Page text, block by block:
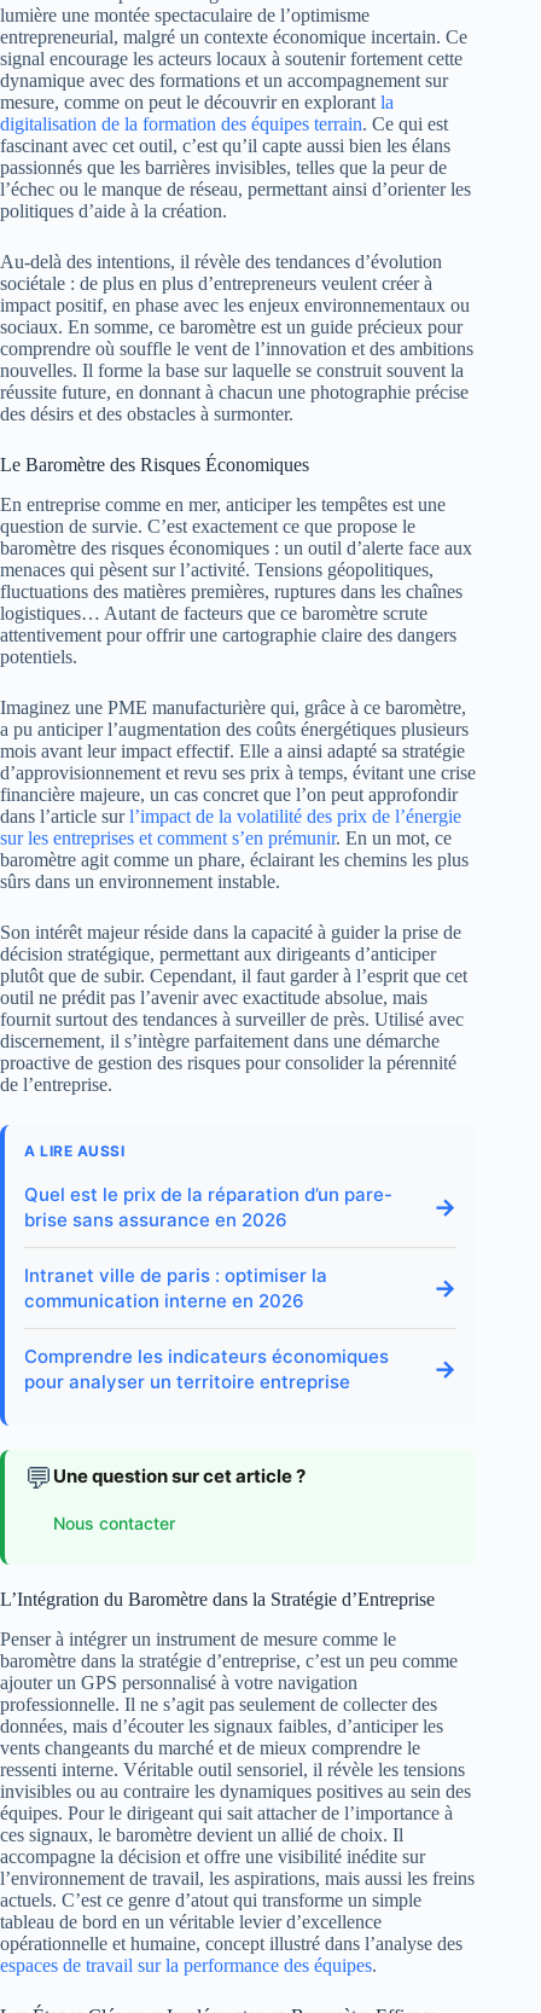
lumière une montée spectaculaire de l’optimisme
entrepreneurial, malgré un contexte économique incertain. Ce
signal encourage les acteurs locaux à soutenir fortement cette
dynamique avec des formations et un accompagnement sur
mesure, comme on peut le découvrir en explorant la
digitalisation de la formation des équipes terrain. Ce qui est
fascinant avec cet outil, c’est qu’il capte aussi bien les élans
passionnés que les barrières invisibles, telles que la peur de
l’échec ou le manque de réseau, permettant ainsi d’orienter les
politiques d’aide à la création.
Au-delà des intentions, il révèle des tendances d’évolution
sociétale : de plus en plus d’entrepreneurs veulent créer à
impact positif, en phase avec les enjeux environnementaux ou
sociaux. En somme, ce baromètre est un guide précieux pour
comprendre où souffle le vent de l’innovation et des ambitions
nouvelles. Il forme la base sur laquelle se construit souvent la
réussite future, en donnant à chacun une photographie précise
des désirs et des obstacles à surmonter.
Le Baromètre des Risques Économiques
En entreprise comme en mer, anticiper les tempêtes est une
question de survie. C’est exactement ce que propose le
baromètre des risques économiques : un outil d’alerte face aux
menaces qui pèsent sur l’activité. Tensions géopolitiques,
fluctuations des matières premières, ruptures dans les chaînes
logistiques… Autant de facteurs que ce baromètre scrute
attentivement pour offrir une cartographie claire des dangers
potentiels.
Imaginez une PME manufacturière qui, grâce à ce baromètre,
a pu anticiper l’augmentation des coûts énergétiques plusieurs
mois avant leur impact effectif. Elle a ainsi adapté sa stratégie
d’approvisionnement et revu ses prix à temps, évitant une crise
financière majeure, un cas concret que l’on peut approfondir
dans l’article surl’impact de la volatilité des prix de l’énergie
sur les entreprises et comment s’en prémunir. En un mot, ce
baromètre agit comme un phare, éclairant les chemins les plus
sûrs dans un environnement instable.
Son intérêt majeur réside dans la capacité à guider la prise de
décision stratégique, permettant aux dirigeants d’anticiper
plutôt que de subir. Cependant, il faut garder à l’esprit que cet
outil ne prédit pas l’avenir avec exactitude absolue, mais
fournit surtout des tendances à surveiller de près. Utilisé avec
discernement, il s’intègre parfaitement dans une démarche
proactive de gestion des risques pour consolider la pérennité
de l’entreprise.
A LIRE AUSSI
Quel est le prix de la réparation d’un pare-
brise sans assurance en 2026
→
Intranet ville de paris : optimiser la
communication interne en 2026
→
Comprendre les indicateurs économiques
pour analyser un territoire entreprise
→
💬 Une question sur cet article ?
Nous contacter
L’Intégration du Baromètre dans la Stratégie d’Entreprise
Penser à intégrer un instrument de mesure comme le
baromètre dans la stratégie d’entreprise, c’est un peu comme
ajouter un GPS personnalisé à votre navigation
professionnelle. Il ne s’agit pas seulement de collecter des
données, mais d’écouter les signaux faibles, d’anticiper les
vents changeants du marché et de mieux comprendre le
ressenti interne. Véritable outil sensoriel, il révèle les tensions
invisibles ou au contraire les dynamiques positives au sein des
équipes. Pour le dirigeant qui sait attacher de l’importance à
ces signaux, le baromètre devient un allié de choix. Il
accompagne la décision et offre une visibilité inédite sur
l’environnement de travail, les aspirations, mais aussi les freins
actuels. C’est ce genre d’atout qui transforme un simple
tableau de bord en un véritable levier d’excellence
opérationnelle et humaine, concept illustré dans l’analyse des
espaces de travail sur la performance des équipes.